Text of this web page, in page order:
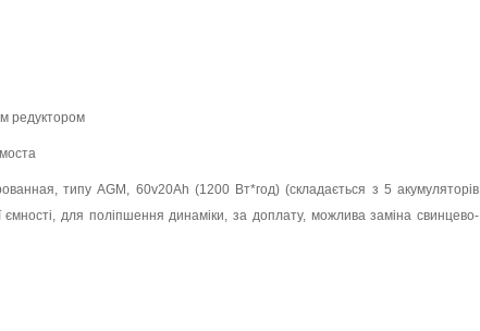
редуктором
типу AGM, 60v20Ah (1200 Вт*год) (складається з 5 акумуляторів
ємності, для поліпшення динаміки, за доплату, можлива заміна свинцево-